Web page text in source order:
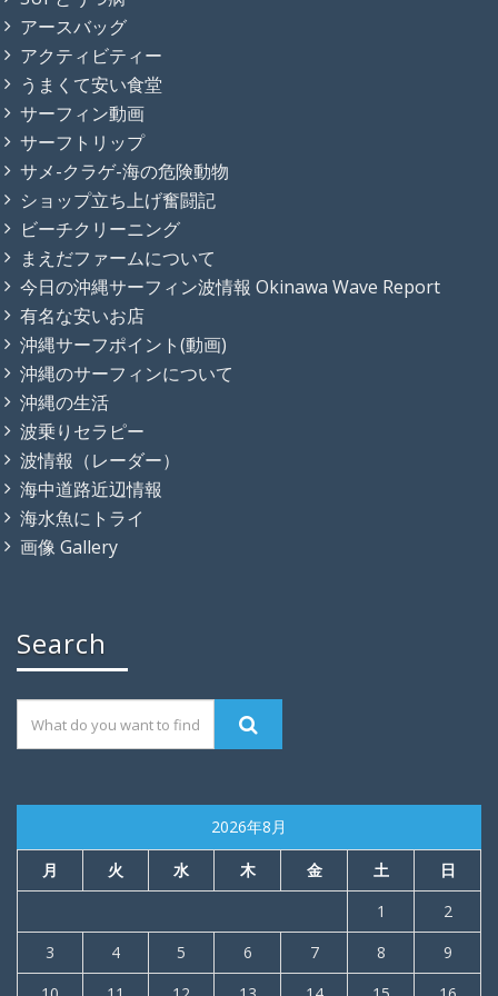
アースバッグ
アクティビティー
うまくて安い食堂
サーフィン動画
サーフトリップ
サメ-クラゲ-海の危険動物
ショップ立ち上げ奮闘記
ビーチクリーニング
まえだファームについて
今日の沖縄サーフィン波情報 Okinawa Wave Report
有名な安いお店
沖縄サーフポイント(動画)
沖縄のサーフィンについて
沖縄の生活
波乗りセラピー
波情報（レーダー）
海中道路近辺情報
海水魚にトライ
画像 Gallery
Search
2026年8月
月 火 水 木 金 土
日
1
2
3
4 5 6 7 8
9